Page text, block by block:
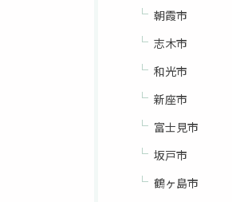
朝霞市
志木市
和光市
新座市
富士見市
坂戸市
鶴ヶ島市